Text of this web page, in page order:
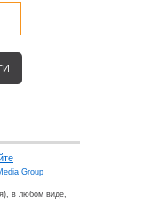
Group
в любом виде,